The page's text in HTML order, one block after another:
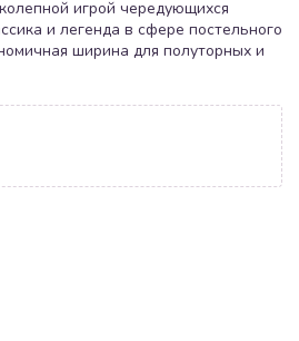
игрой чередующихся
и легенда в сфере постельного
ширина для полуторных и